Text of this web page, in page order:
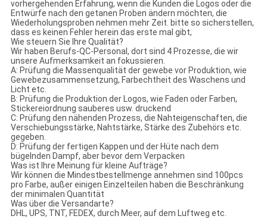
vorhergehenden Erfahrung, wenn die Kunden die Logos oder die
Entwürfe nach den getanen Proben ändern möchten, die
Wiederholungsproben nehmen mehr Zeit. bitte so sicherstellen,
dass es keinen Fehler herein das erste mal gibt,
Wie steuern Sie Ihre Qualität?
Wir haben Berufs-QC-Personal, dort sind 4 Prozesse, die wir
unsere Aufmerksamkeit an fokussieren.
A: Prüfung die Massenqualität der gewebe vor Produktion, wie
Gewebezusammensetzung, Farbechtheit des Waschens und
Licht etc.
B: Prüfung die Produktion der Logos, wie Faden oder Farben,
Stickereiordnung sauberes usw. druckend
C: Prüfung den nähenden Prozess, die Nahteigenschaften, die
Verschiebungsstärke, Nahtstärke, Stärke des Zubehörs etc.
gegeben.
D: Prüfung der fertigen Kappen und der Hüte nach dem
bügelnden Dampf, aber bevor dem Verpacken
Was ist Ihre Meinung für kleine Aufträge?
Wir können die Mindestbestellmenge annehmen sind 100pcs
pro Farbe, außer einigen Einzelteilen haben die Beschränkung
der minimalen Quantität
Was über die Versandarte?
DHL, UPS, TNT, FEDEX, durch Meer, auf dem Luftweg etc.